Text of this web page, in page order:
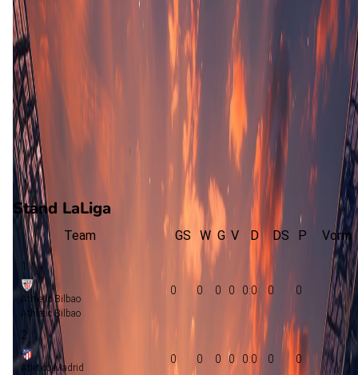
Athletic Bilbao
Athletic Bilbao
-
Sevilla
Sevilla
0aantal goals
0gewonnen
0verloren
vorm
Stand LaLiga
Team GS W G V D DS P Vorm
1
Athletic Bilbao
Athletic Bilbao
0 0 0 0 0:0 0 0
2
Atletico Madrid
0 0 0 0 0:0 0 0